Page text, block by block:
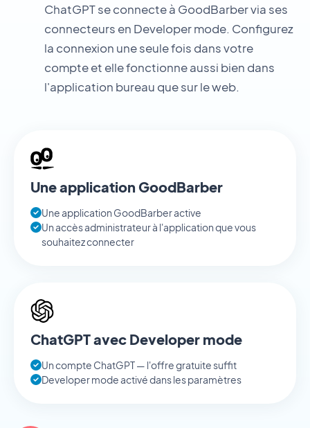
ChatGPT se connecte à GoodBarber via ses
connecteurs en Developer mode. Configurez
la connexion une seule fois dans votre
compte et elle fonctionne aussi bien dans
l'application bureau que sur le web.
Une application GoodBarber
Une application GoodBarber active
Un accès administrateur à l'application que vous
souhaitez connecter
ChatGPT avec Developer mode
Un compte ChatGPT — l'offre gratuite suffit
Developer mode activé dans les paramètres